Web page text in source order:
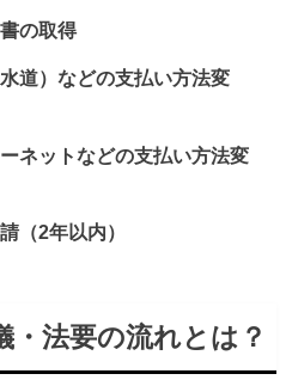
の取得
道）などの支払い方法変
ネットなどの支払い方法変
（2年以内）
・法要の流れとは？